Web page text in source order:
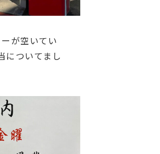
が空いてい
についてまし